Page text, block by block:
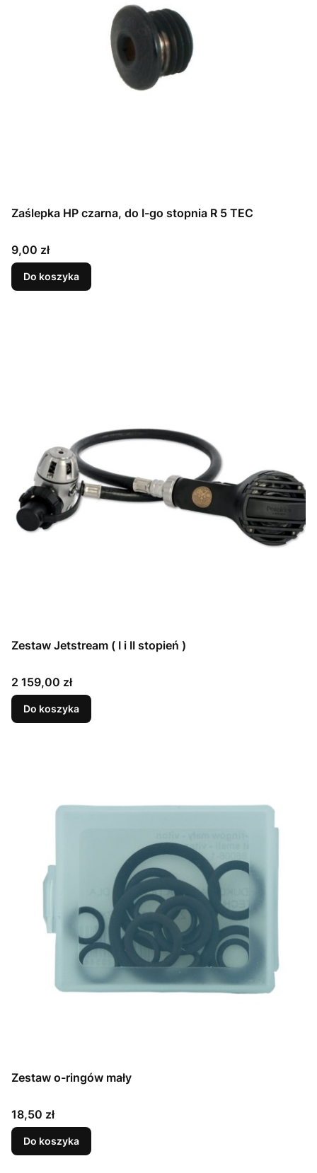
Zaślepka HP czarna, do I-go stopnia R 5 TEC
Cena
9,00 zł
Do koszyka
Zestaw Jetstream ( I i II stopień )
Cena
2 159,00 zł
Do koszyka
Zestaw o-ringów mały
Cena
18,50 zł
Do koszyka